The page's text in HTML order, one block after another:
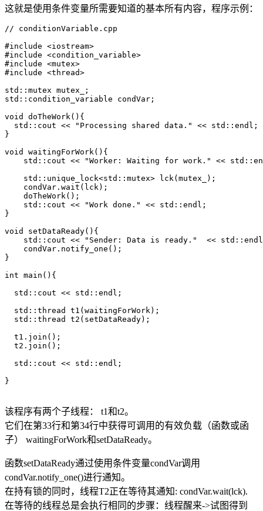
这就是使用条件变量所需要知道的基本所有内容，程序示例：
// conditionVariable.cpp
#include <iostream>
#include <condition_variable>
#include <mutex>
#include <thread>
std::mutex mutex_;
std::condition_variable condVar;
void doTheWork(){
  std::cout << "Processing shared data." << std::endl;
}
void waitingForWork(){
std::cout << "Worker: Waiting for work." <<
    std::unique_lock<std::mutex> lck(mutex_);
    condVar.wait(lck);
    doTheWork();
    std::cout << "Work done." << std::endl;
}
void setDataReady(){
std::cout << "Sender: Data is ready."  <<
    condVar.notify_one();
}
int main(){
  std::cout << std::endl;
  std::thread t1(waitingForWork);
  std::thread t2(setDataReady);
  t1.join();
  t2.join();
  std::cout << std::endl;
}
该程序有两个子线程： t1和t2。
它们在第33行和第34行中获得可调用的有效负载（函数或函
子） waitingForWork和setDataReady。
函数setDataReady通过使用条件变量condVar调用
condVar.notify_one()进行通知。
在持有锁的同时，线程T2正在等待其通知: condVar.wait(lck).
在等待的线程总是会执行相同的步骤：线程醒来->试图得到